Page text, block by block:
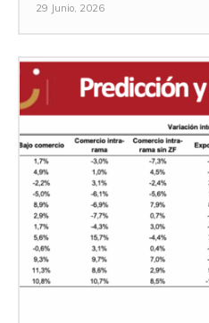
29 Junio, 2026